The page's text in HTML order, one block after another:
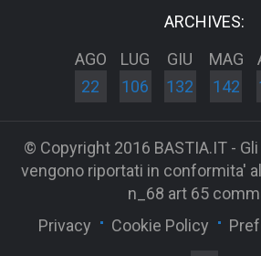
ARCHIVES:
AGO
22
LUG
106
GIU
132
MAG
142
© Copyright 2016 BASTIA.IT -
vengono riportati in conformita' al
n_68 art 65
Privacy
Cookie Policy